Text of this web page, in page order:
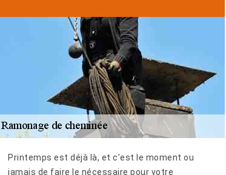
Printemps est déjà là, et c’est le moment ou
jamais de faire le nécessaire pour votre